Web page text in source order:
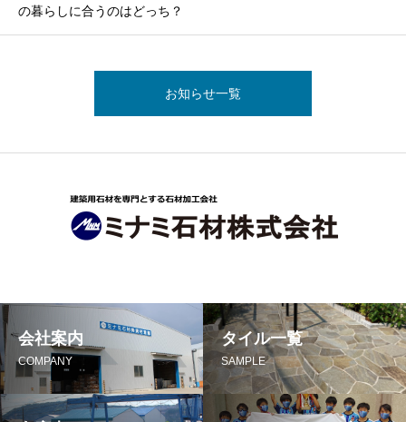
の暮らしに合うのはどっち？
お知らせ一覧
会社案内
COMPANY
タイル一覧
SAMPLE